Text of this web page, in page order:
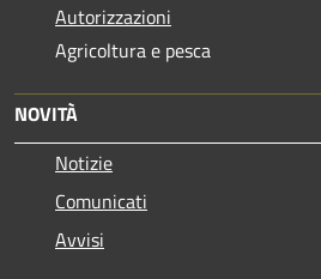
Autorizzazioni
Agricoltura e pesca
NOVITÀ
Notizie
Comunicati
Avvisi